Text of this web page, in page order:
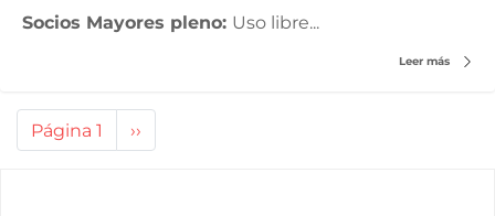
Socios Mayores pleno: Uso libre...
Leer más
Paginación
Página 1
Siguiente
página
››